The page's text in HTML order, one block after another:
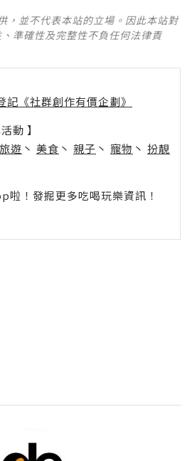
，並不代表本站的立場。因此本站對
準確性及完整性不負任何法律責
記《社群創作有價企劃》
動 】
旅遊 丶 美食 丶 親子 丶 寵物 丶 扮靚
！發掘更多吃喝玩樂資訊！